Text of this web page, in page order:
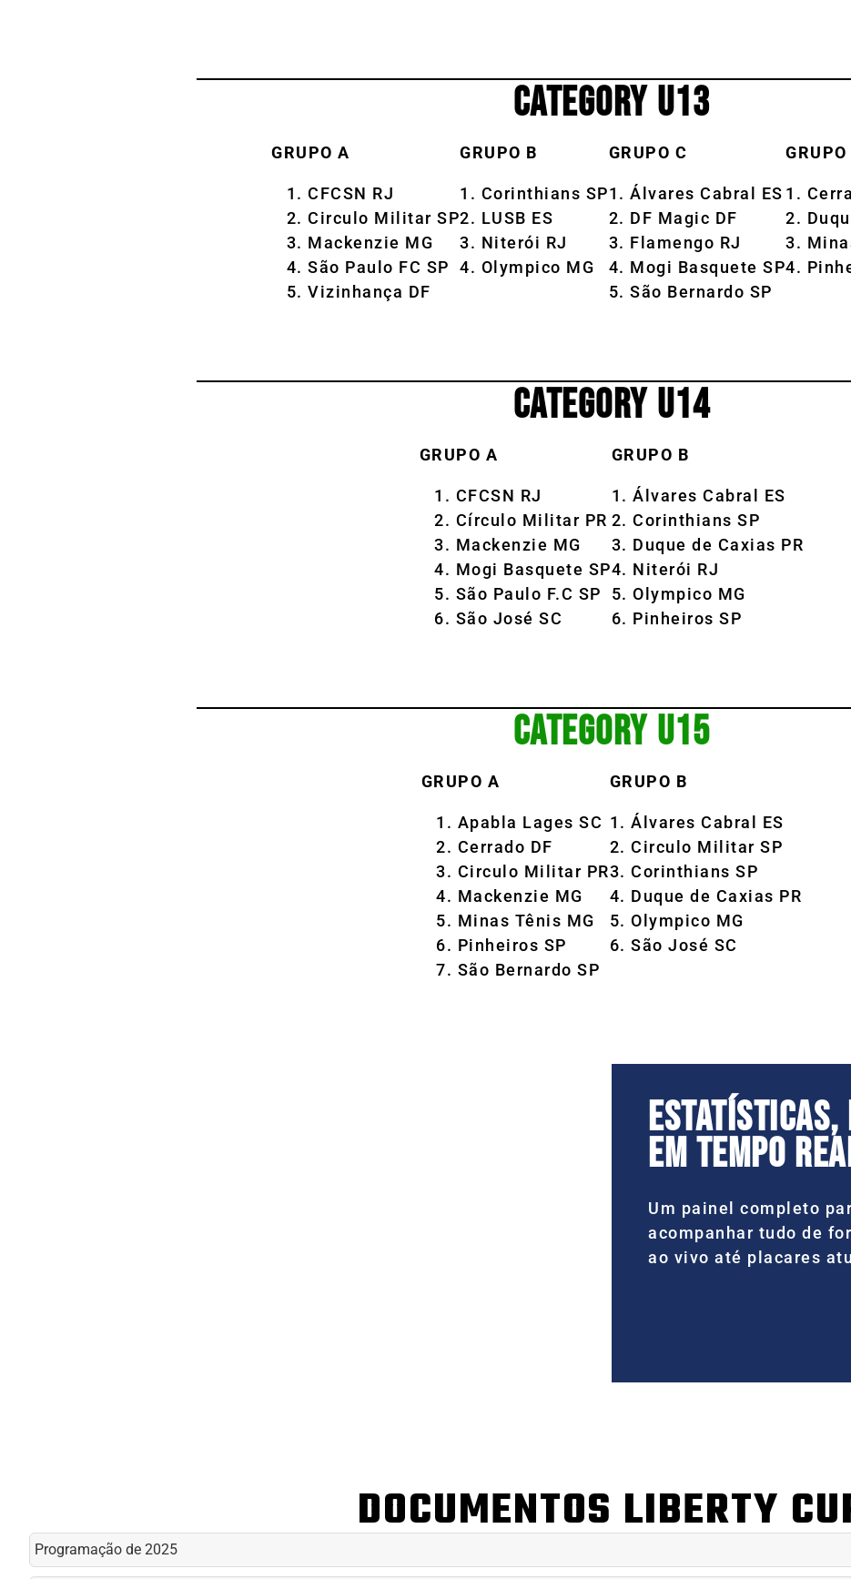
CATEGORY U13
GRUPO A
CFCSN RJ
Circulo Militar SP
Mackenzie MG
São Paulo FC SP
Vizinhança DF
GRUPO B
1. Corinthians SP
2. LUSB ES
3. Niterói RJ
4. Olympico MG
GRUPO C
1. Álvares Cabral ES
2. DF Magic DF
3. Flamengo RJ
4. Mogi Basquete SP
5. São Bernardo SP
GRUPO
1.
2.
3.
4.
CATEGORY U14
GRUPO A
CFCSN RJ
Círculo Militar PR
Mackenzie MG
Mogi Basquete SP
São Paulo F.C SP
São José SC
GRUPO B
1. Álvares Cabral ES
2. Corinthians SP
3. Duque de Caxias PR
4. Niterói RJ
5. Olympico MG
6. Pinheiros SP
CATEGORY U15
GRUPO A
Apabla Lages SC
Cerrado DF
Circulo Militar PR
Mackenzie MG
Minas Tênis MG
Pinheiros SP
São Bernardo SP
GRUPO B
1. Álvares Cabral ES
2. Circulo Militar SP
3. Corinthians SP
4. Duque de Caxias PR
5. Olympico MG
6. São José SC
ESTATÍSTICAS,
EM TEMPO
Um painel completo
acompanhar tudo de
ao vivo até placares
DOCUMENTOS LIBERTY
Programação de 2025